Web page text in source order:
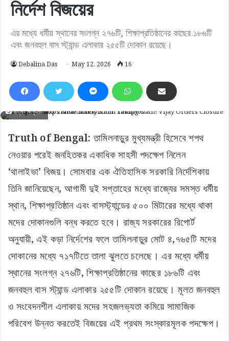
নির্দেশ বিজয়ের
এর মধ্যে ধর্মীয় স্থানের সংলগ্ন ২৭৬টি, শিক্ষাপ্রতিষ্ঠানের কাছের ১৮৬টি
এবং জনবহুল বাস স্ট্যান্ড এলাকার ২৫৫টি দোকান রয়েছে।
Debalina Das May 12, 2026 16
চিত্র- সংগৃহীত
Truth of Bengal:তামিলনাড়ুর মুখ্যমন্ত্রী হিসেবে শপথ
নেওয়ার পরেই জনহিতকর একাধিক সাহসী পদক্ষেপ নিলেন
‘থালাইভা’ বিজয়। সোমবার এক ঐতিহাসিক সরকারি নির্দেশিকায়
তিনি জানিয়েছেন, আগামী দুই সপ্তাহের মধ্যে রাজ্যের সমস্ত ধর্মীয়
স্থান, শিক্ষাপ্রতিষ্ঠান এবং বাসস্ট্যান্ডের ৫০০ মিটারের মধ্যে থাকা
মদের দোকানগুলি বন্ধ করতে হবে। রাজ্য সরকারের রিপোর্ট
অনুযায়ী, এই কড়া নির্দেশের ফলে তামিলনাড়ুর মোট ৪,৭৬৫টি মদের
দোকানের মধ্যে ৭১৭টিতে তালা ঝুলতে চলেছে। এর মধ্যে ধর্মীয়
স্থানের সংলগ্ন ২৭৬টি, শিক্ষাপ্রতিষ্ঠানের কাছের ১৮৬টি এবং
জনবহুল বাস স্ট্যান্ড এলাকার ২৫৫টি দোকান রয়েছে। মূলত জনবহুল
ও সংবেদনশীল এলাকায় মদের সহজলভ্যতা কমিয়ে সামাজিক
পরিবেশ উন্নত করতেই বিজয়ের এই প্রথম সংস্কারমূলক পদক্ষেপ।